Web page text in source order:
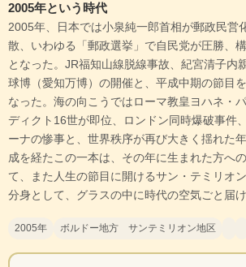
2005年という時代
2005年、日本では小泉純一郎首相が郵政民営
散、いわゆる「郵政選挙」で自民党が圧勝、
となった。JR福知山線脱線事故、紀宮清子内
球博（愛知万博）の開催と、平成中期の節目
なった。海の向こうではローマ教皇ヨハネ・
ディクト16世が即位、ロンドン同時爆破事件
ーナの惨事と、世界秩序が再び大きく揺れた
成を経たこの一本は、その年に生まれた方へ
て、また人生の節目に開けるサン・テミリオ
分身として、グラスの中に時代の空気ごと届け
2005年 ボルドー地方 サンテミリオン地区